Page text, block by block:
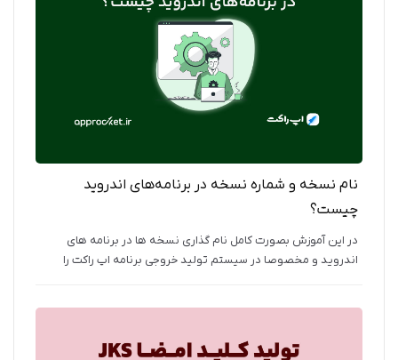
نام نسخه و شماره نسخه در برنامه‌های اندروید
چیست؟
در این آموزش بصورت کامل نام گذاری نسخه ها در برنامه های
اندروید و مخصوصا در سیستم تولید خروجی برنامه اپ راکت را